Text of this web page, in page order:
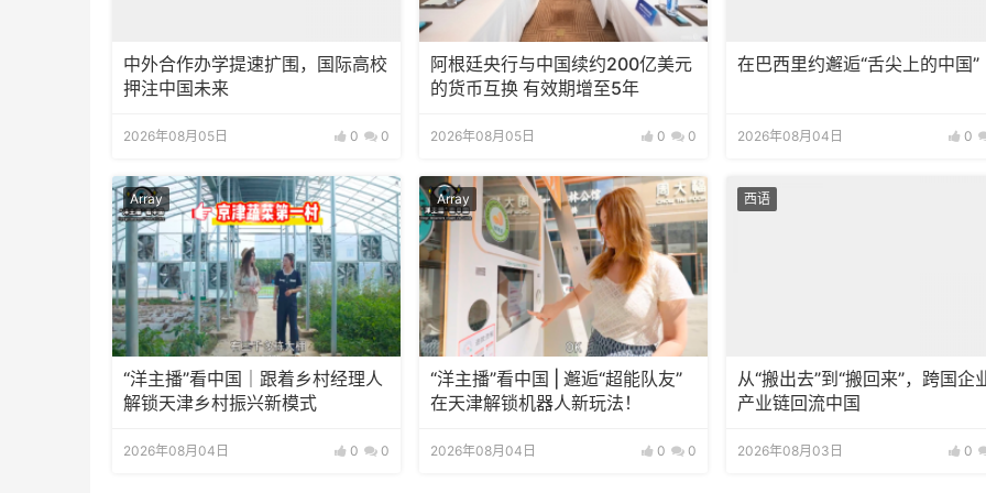
中外合作办学提速扩围，国际高校
押注中国未来
2026年08月05日 0 0
阿根廷央行与中国续约200亿美元
的货币互换 有效期增至5年
2026年08月05日 0 0
在巴西里约邂逅“舌尖上的中国”
2026年08月04日 0
Array
“洋主播”看中国｜跟着乡村经理人
解锁天津乡村振兴新模式
2026年08月04日 0 0
Array
“洋主播”看中国 | 邂逅“超能队友”
在天津解锁机器人新玩法！
2026年08月04日 0 0
西语
从“搬出去”到“搬回来”，跨国企
产业链回流中国
2026年08月03日 0